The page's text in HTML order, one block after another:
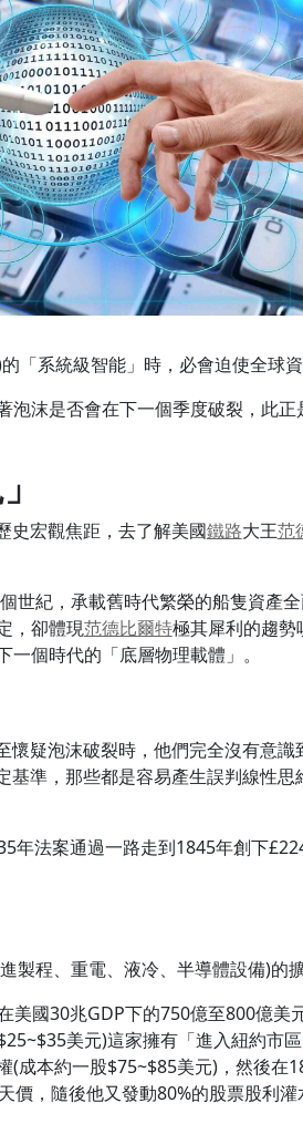
「系統級智能」時，必會迫使全球
泡沫是否會在下一個季度破裂，此正
史宏觀焦距，去了解美國鐵路大王范
世紀，承載舊時代繁榮的船隻資產
，卻體現范德比爾特極其犀利的趨
個時代的「底層物理載體」。
疑泡沫破裂時，他們完全沒有意
準，那些都是容易產生誤判線性
年法案通過一路走到1845年創下
製程、重電、液冷、半導體設備)的
美國30兆GDP下的750億至800億美
美元)這家擁有「進入紐約市
(成本約一股$75~$85美元)，然後在
價，隨後他又發動80%的股票股利